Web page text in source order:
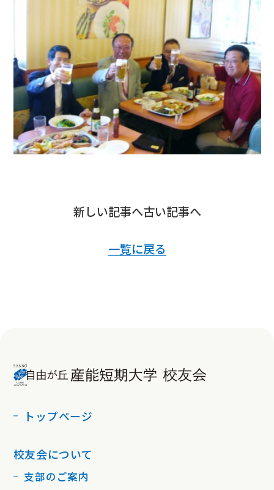
新しい記事へ古い記事へ
一覧に戻る
トップページ
校友会について
支部のご案内